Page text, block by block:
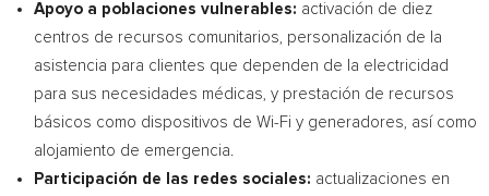
Apoyo a poblaciones vulnerables: activación de diez
centros de recursos comunitarios, personalización de la
asistencia para clientes que dependen de la electricidad
para sus necesidades médicas, y prestación de recursos
básicos como dispositivos de Wi-Fi y generadores, así como
alojamiento de emergencia.
Participación de las redes sociales: actualizaciones en